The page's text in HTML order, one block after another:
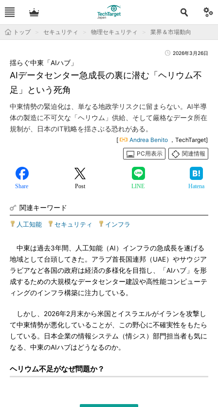
トップ セキュリティ 物理セキュリティ 業界＆市場動向
2026年3月26日
AIデータセンター急成長の裏に潜む「ヘリウム不
足」という死角
揺らぐ中東「AIハブ」
中東情勢の緊迫化は、単なる地政学リスクに留まらない。AI半導
体の製造に不可欠な「ヘリウム」供給、そして厳格なデータ所在
規制が、日本のIT戦略を揺さぶる恐れがある。
[ Andrea Benito ，TechTarget]
PC用表示
関連情報
Share Post LINE Hatena
関連キーワード
人工知能 セキュリティ インフラ
中東は過去3年間、人工知能（AI）インフラの急成長を遂げる
地域として台頭してきた。アラブ首長国連邦（UAE）やサウジア
ラビアなど各国の政府は経済の多様化を目指し、「AIハブ」を形
成するための大規模なデータセンター建設や高性能コンピューテ
ィングのインフラ構築に注力している。
しかし、2026年2月末から米国とイスラエルがイランを攻撃し
て中東情勢が悪化していることが、この野心に不確実性をもたら
している。日本企業の情報システム（情シス）部門担当者も気に
なる、中東のAIハブはどうなるのか。
ヘリウム不足がなぜ問題か？